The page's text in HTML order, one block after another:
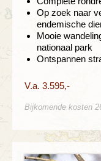
Op zoek naar
endemische
Mooie
nationaal park
Ontspannen
V.a. 3.595,-
Bijkomende kosten